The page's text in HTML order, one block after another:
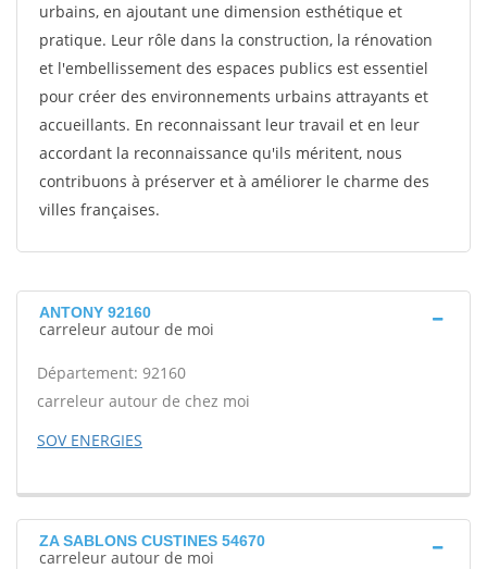
urbains, en ajoutant une dimension esthétique et
pratique. Leur rôle dans la construction, la rénovation
et l'embellissement des espaces publics est essentiel
pour créer des environnements urbains attrayants et
accueillants. En reconnaissant leur travail et en leur
accordant la reconnaissance qu'ils méritent, nous
contribuons à préserver et à améliorer le charme des
villes françaises.
ANTONY 92160
carreleur autour de moi
Département: 92160
carreleur autour de chez moi
SOV ENERGIES
ZA SABLONS CUSTINES 54670
carreleur autour de moi